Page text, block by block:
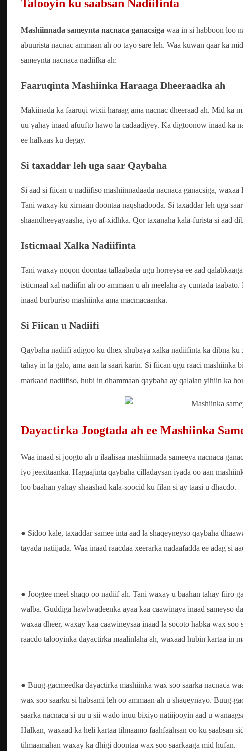
Talooyin ku saabsan Nadiifinta
Mashiinnada sameynta nacnaca ganacsiga waa in si habboon loo
abuurista nacnac ammaan ah oo tayo sare leh. Waa kuwan qaar ka
sameynta nacnaca nadiifka ah:
Faaruqinta Mashiinka Haraaga Dheeraadka ah
Makiinada ka faaruqi wixii haraag ama nacnac dheeraad ah. Mid ka
uu yahay inaad afuufto hawo la cadaadiyey. Ka digtoonow inaad ka
ee halkaas ku degay.
Si taxaddar leh uga saar Qaybaha
Si aad si fiican u nadiifiso mashiinnadaada nacnaca ganacsiga,
Tani waxay ku xirnaan doontaa naqshadooda. Si taxaddar leh uga
shaandheeyayaasha, iyo af-xidhka. Qor taxanaha kala-furista si aad
Isticmaal Xalka Nadiifinta
Tani waxay noqon doontaa tallaabada ugu horreysa ee aad
isticmaal xal nadiifin ah oo ammaan u ah meelaha ay cuntada
inaad burburiso mashiinka ama macmacaanka.
Si Fiican u Nadiifi
Qaybaha nadiifi adigoo ku dhex shubaya xalka nadiifinta ka dibna
tahay in la galo, ama aan la saari karin. Si fiican ugu raaci
markaad nadiifiso, hubi in dhammaan qaybaha ay qalalan yihiin ka
Dayactirka Joogtada ah ee Mashiinka
Waa inaad si joogto ah u ilaalisaa mashiinnada sameeya nacnaca
iyo jeexitaanka. Hagaajinta qaybaha cilladaysan iyada oo aan
loo baahan yahay shaashad kala-soocid ku filan si ay taasi u dhacdo.
● Sidoo kale, taxaddar samee inta aad la shaqeyneyso qaybaha
tayada natiijada. Waa inaad raacdaa xeerarka nadaafadda ee adag si
● Joogtee meel shaqo oo nadiif ah. Tani waxay u baahan tahay fiiro
walba. Guddiga hawlwadeenka ayaa kaa caawinaya inaad sameyso
waxaa dheer, waxay kaa caawineysaa inaad la socoto habka wax
raacdo talooyinka dayactirka maalinlaha ah, waxaad hubin kartaa in
● Buug-gacmeedka dayactirka mashiinka wax soo saarka nacnaca
wax soo saarku si habsami leh oo ammaan ah u shaqeynayo. Buug-
saarka nacnaca si uu u sii wado inuu bixiyo natiijooyin aad u
Halkan, waxaad ka heli kartaa tilmaamo faahfaahsan oo ku saabsan
tilmaamahan waxay ka dhigi doontaa wax soo saarkaaga mid hufan.